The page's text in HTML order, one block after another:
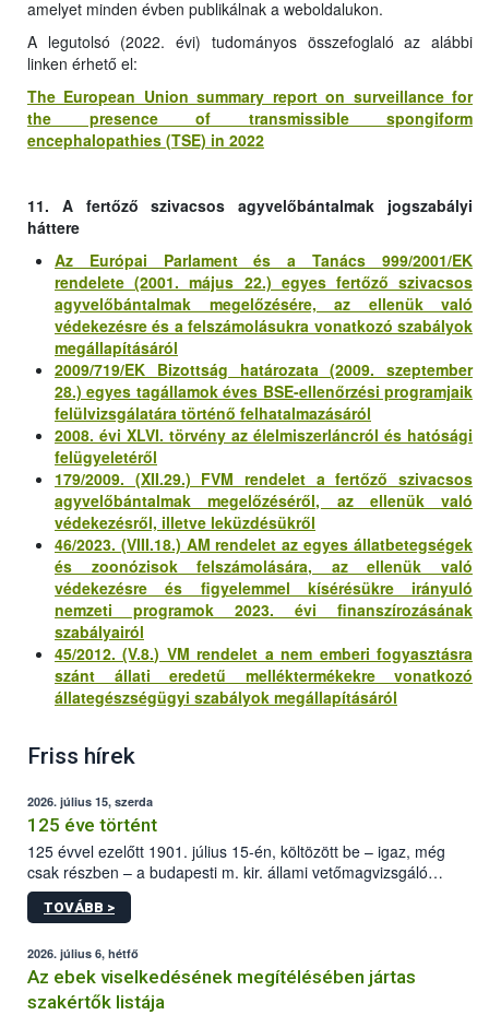
amelyet minden évben publikálnak a weboldalukon.
A legutolsó (2022. évi) tudományos összefoglaló az alábbi
linken érhető el:
The European Union summary report on surveillance for
the presence of transmissible spongiform
encephalopathies (TSE) in 2022
11. A fertőző szivacsos agyvelőbántalmak jogszabályi
háttere
Az Európai Parlament és a Tanács 999/2001/EK
rendelete (2001. május 22.) egyes fertőző szivacsos
agyvelőbántalmak megelőzésére, az ellenük való
védekezésre és a felszámolásukra vonatkozó szabályok
megállapításáról
2009/719/EK Bizottság határozata (2009. szeptember
28.) egyes tagállamok éves BSE-ellenőrzési programjaik
felülvizsgálatára történő felhatalmazásáról
2008. évi XLVI. törvény az élelmiszerláncról és hatósági
felügyeletéről
179/2009. (XII.29.) FVM rendelet a fertőző szivacsos
agyvelőbántalmak megelőzéséről, az ellenük való
védekezésről, illetve leküzdésükről
46/2023. (VIII.18.) AM rendelet az egyes állatbetegségek
és zoonózisok felszámolására, az ellenük való
védekezésre és figyelemmel kísérésükre irányuló
nemzeti programok 2023. évi finanszírozásának
szabályairól
45/2012. (V.8.) VM rendelet a nem emberi fogyasztásra
szánt állati eredetű melléktermékekre vonatkozó
állategészségügyi szabályok megállapításáról
Friss hírek
2026. július 15, szerda
125 éve történt
125 évvel ezelőtt 1901. július 15-én, költözött be – igaz, még
csak részben – a budapesti m. kir. állami vetőmagvizsgáló
állomás a Kis Rókus utca 15. szám alatti, Czigler Győző által
tervezett új épületébe.
TOVÁBB >
2026. július 6, hétfő
Az ebek viselkedésének megítélésében jártas
szakértők listája